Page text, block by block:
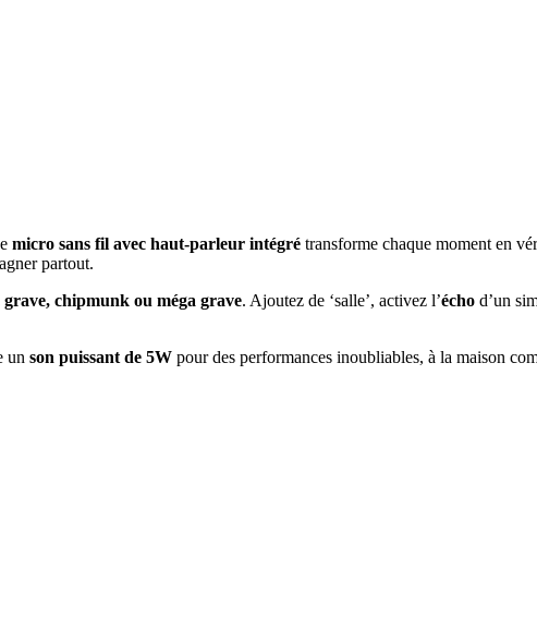
micro sans fil avec haut-parleur intégré transforme chaque moment en
partout.
chipmunk ou méga grave. Ajoutez de ‘salle’, activez l’écho d’un
un son puissant de 5W pour des performances inoubliables, à la maison